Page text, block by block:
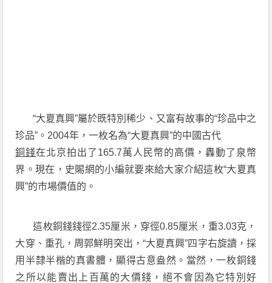
“大夏真興”屬於既特別稀少、又富有故事的“珍品中之
珍品”。2004年，一枚名為“大夏真興”的中國古代
銅錢在北京拍出了165.7萬人民幣的高價，轟動了泉幣
界。現在，史賜網的小編就要來給大家介紹這枚“大夏真
興”的市場價值的。
這枚銅錢錢徑2.35厘米，穿徑0.85厘米，重3.03克，
大穿、重孔，周郭鮮明突出，“大夏真興”四字右旋讀，採
用半隸半楷的真書體，顯得古意盎然。當然，一枚銅錢
之所以能賣出上百萬的大價錢，絕不會因為它特別好